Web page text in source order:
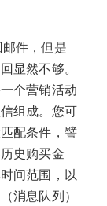
件，但是
显然不够。
个营销活动
组成。您可
配条件，譬
史购买金
间范围，以
消息队列）